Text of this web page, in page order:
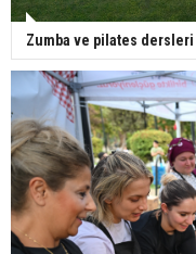
Zumba ve pilates dersleri